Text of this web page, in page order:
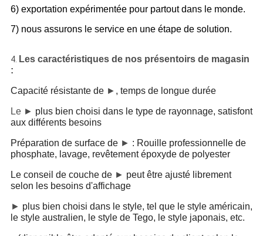
6) exportation expérimentée pour partout dans le monde.
7) nous assurons le service en une étape de solution.
4. Les caractéristiques de nos présentoirs de magasin
:
Capacité résistante de► , temps de longue durée
Le ► plus bien choisi dans le type de rayonnage, satisfont
aux différents besoins
Préparation de surface de► : Rouille professionnelle de
phosphate, lavage, revêtement époxyde de polyester
Le conseil de couche de► peut être ajusté librement
selon les besoins d'affichage
► plus bien choisi dans le style, tel que le style américain,
le style australien, le style de Tego, le style japonais, etc.